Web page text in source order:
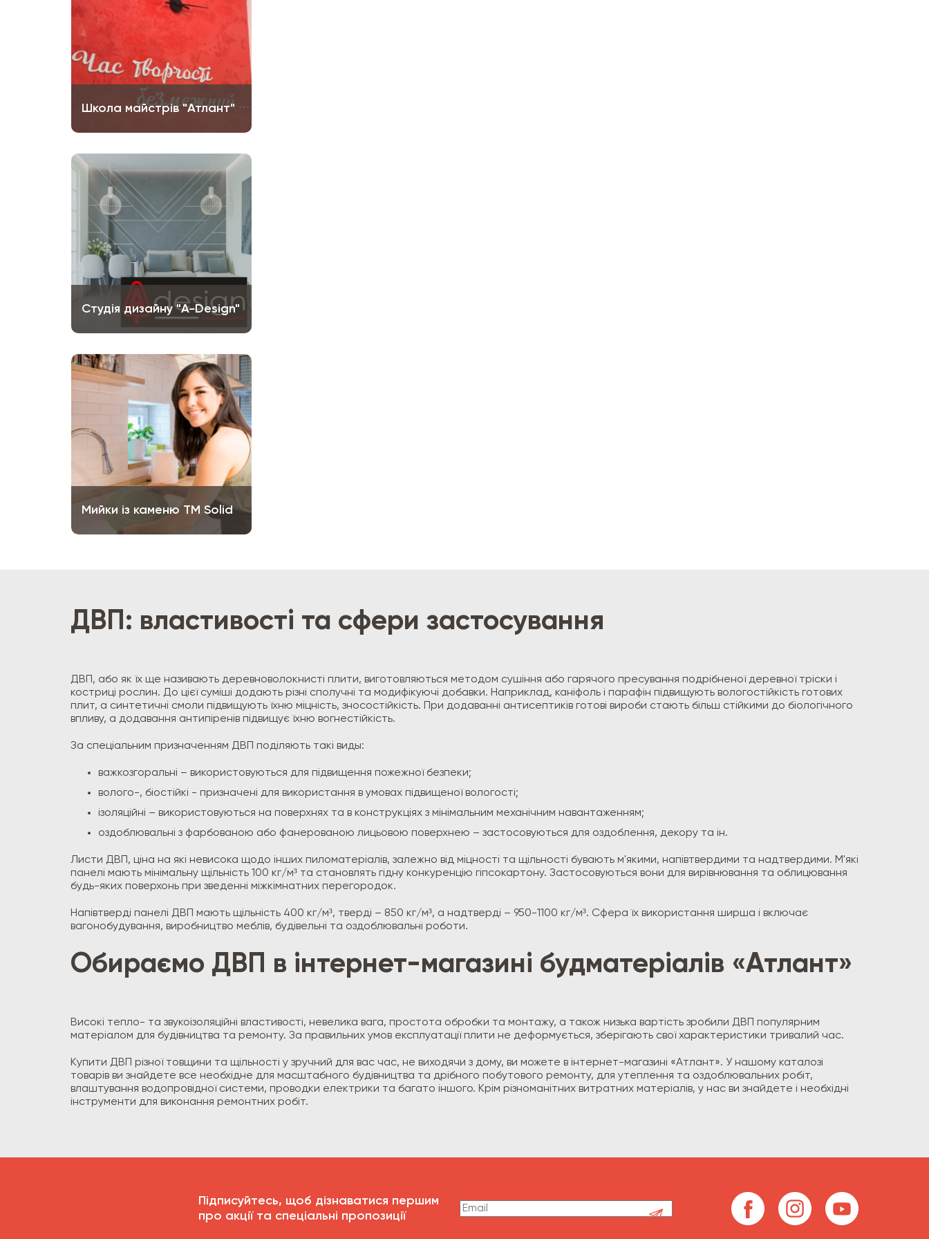
Школа майстрів "Атлант"
Студія дизайну "A-Design"
Мийки із каменю ТМ Solid
ДВП: властивості та сфери застосування
ДВП, або як їх ще називають деревноволокнисті плити, виготовляються методом сушіння або гарячого пресування подрібненої деревної тріски і
костриці рослин. До цієї суміші додають різні сполучні та модифікуючі добавки. Наприклад, каніфоль і парафін підвищують вологостійкість готових
плит, а синтетичні смоли підвищують їхню міцність, зносостійкість. При додаванні антисептиків готові вироби стають більш стійкими до біологічного
впливу, а додавання антипіренів підвищує їхню вогнестійкість.
За спеціальним призначенням ДВП поділяють такі виды:
важкозгоральні – використовуються для підвищення пожежної безпеки;
волого-, біостійкі - призначені для використання в умовах підвищеної вологості;
ізоляційні – використовуються на поверхнях та в конструкціях з мінімальним механічним навантаженням;
оздоблювальні з фарбованою або фанерованою лицьовою поверхнею – застосовуються для оздоблення, декору та ін.
Листи ДВП, ціна на які невисока щодо інших пиломатеріалів, залежно від міцності та щільності бувають м'якими, напівтвердими та надтвердими. М'які
панелі мають мінімальну щільність 100 кг/м³ та становлять гідну конкуренцію гіпсокартону. Застосовуються вони для вирівнювання та облицювання
будь-яких поверхонь при зведенні міжкімнатних перегородок.
Напівтверді панелі ДВП мають щільність 400 кг/м³, тверді – 850 кг/м³, а надтверді – 950-1100 кг/м³. Сфера їх використання ширша і включає
вагонобудування, виробництво меблів, будівельні та оздоблювальні роботи.
Обираємо ДВП в інтернет-магазині будматеріалів «Атлант»
Високі тепло- та звукоізоляційні властивості, невелика вага, простота обробки та монтажу, а також низька вартість зробили ДВП популярним
матеріалом для будівництва та ремонту. За правильних умов експлуатації плити не деформується, зберігають свої характеристики тривалий час.
Купити ДВП різної товщини та щільності у зручний для вас час, не виходячи з дому, ви можете в інтернет-магазині «Атлант». У нашому каталозі
товарів ви знайдете все необхідне для масштабного будівництва та дрібного побутового ремонту, для утеплення та оздоблювальних робіт,
влаштування водопровідної системи, проводки електрики та багато іншого. Крім різноманітних витратних матеріалів, у нас ви знайдете і необхідні
інструменти для виконання ремонтних робіт.
Підписуйтесь, щоб дізнаватися першим
про акції та спеціальні пропозиції